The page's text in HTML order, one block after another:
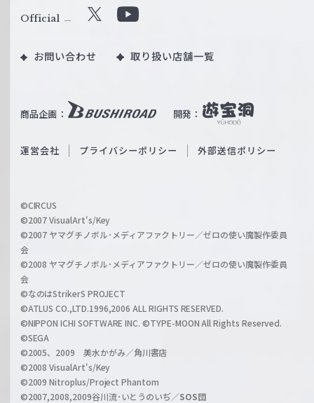
ル
W
ß
c
a
r
z
商品企画： 開発：
Official X
u
b
O
i
l
h
a
n
l
お問い合わせ 取り扱い店舗一覧
運営会社 プライバシーポリシー 外部送信ポリシー
©CIRCUS
©2007 VisualArt's/Key
©2007 ヤマグチノボル･メディアファクトリー／ゼロの使い魔製作委員
会
©2008 ヤマグチノボル･メディアファクトリー／ゼロの使い魔製作委員
会
©なのはStrikerS PROJECT
©ATLUS CO.,LTD.1996,2006 ALL RIGHTS RESERVED.
©NIPPON ICHI SOFTWARE INC. ©TYPE-MOON All Rights Reserved.
©SEGA
©2005、2009 美水かがみ／角川書店
©2008 VisualArt's/Key
©2009 Nitroplus/Project Phantom
©2007,2008,2009谷川流･いとうのいぢ／SOS団